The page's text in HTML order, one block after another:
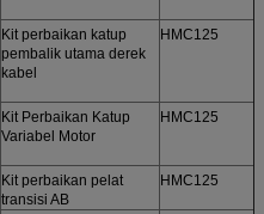
Kit perbaikan katup
pembalik utama derek
kabel
HMC125
Kit Perbaikan Katup
Variabel Motor
HMC125
Kit perbaikan pelat
transisi AB
HMC125